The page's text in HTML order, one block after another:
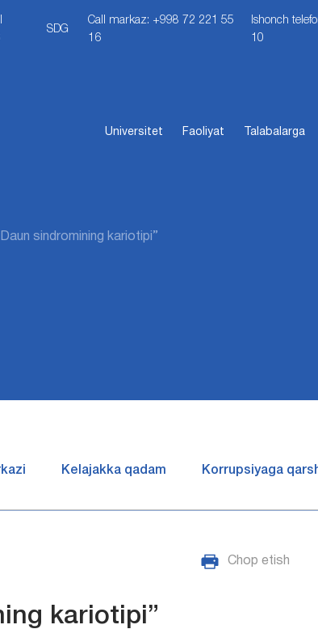
SDG
Call markaz: +998 72 221 55
16
Ishonch
10
Universitet Faoliyat Talabalarga
sindromining kariotipi”
Kelajakka qadam Korrupsiyaga
Chop etish
kariotipi”